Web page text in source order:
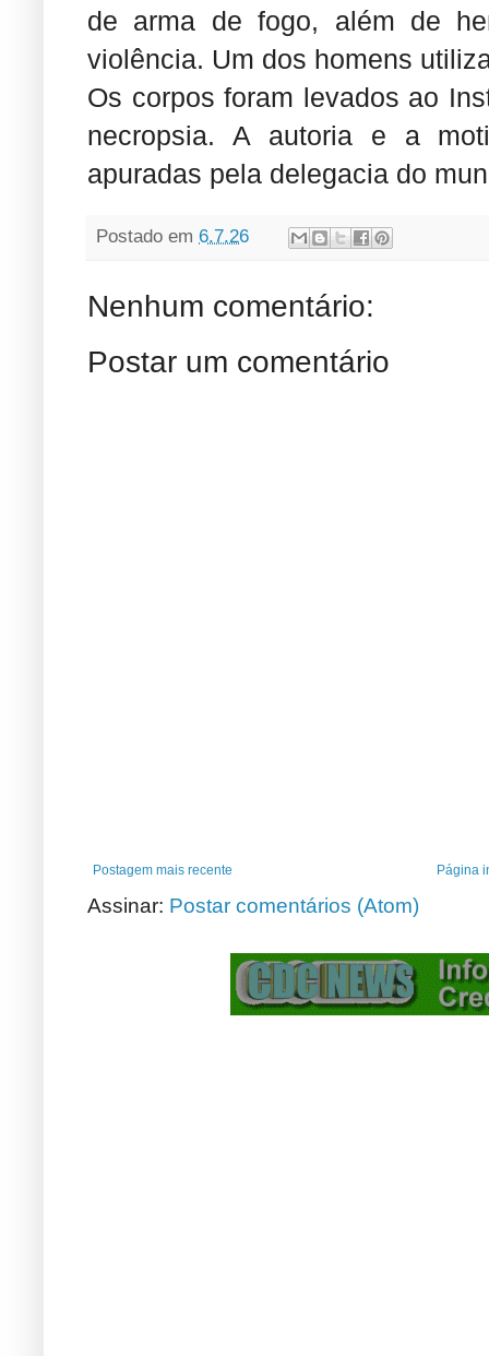
de arma de fogo, além de
violência. Um dos homens
Os corpos foram levados ao
necropsia. A autoria e a
apuradas pela delegacia do
Postado em 6.7.26
Nenhum comentário:
Postar um comentário
Postagem mais recente Página
Assinar: Postar comentários (Atom)